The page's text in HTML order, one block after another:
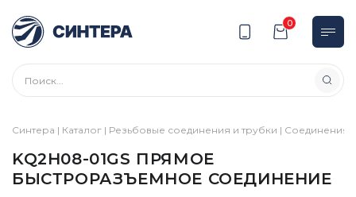
0
Синтера | Каталог | Резьбовые соединения и трубки | Соединения
KQ2H08-01GS ПРЯМОЕ
БЫСТРОРАЗЪЕМНОЕ СОЕДИНЕНИЕ